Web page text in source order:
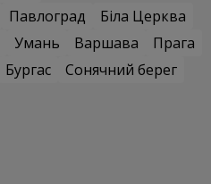
Павлоград
Біла Церква
Умань Варшава
Прага
Бургас
Сонячний берег